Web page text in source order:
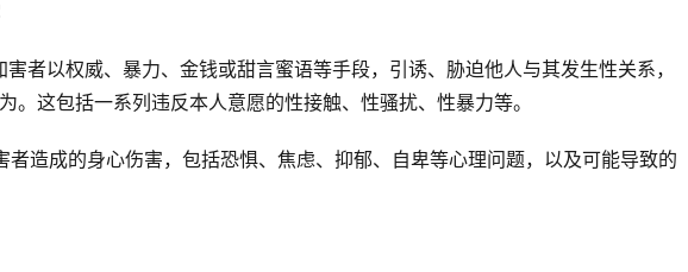
者以权威、暴力、金钱或甜言蜜语等手段，引诱、胁迫他人与其发生性关系，
。这包括一系列违反本人意愿的性接触、性骚扰、性暴力等。
者造成的身心伤害，包括恐惧、焦虑、抑郁、自卑等心理问题，以及可能导致的